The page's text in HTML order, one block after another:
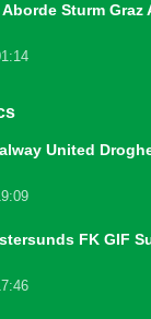
Sturm Graz
United
FK GIF